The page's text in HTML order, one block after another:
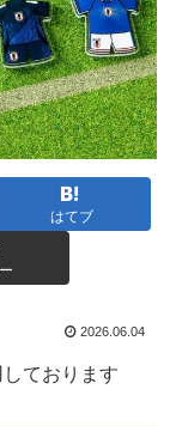
はてブ
2026.06.04
ております